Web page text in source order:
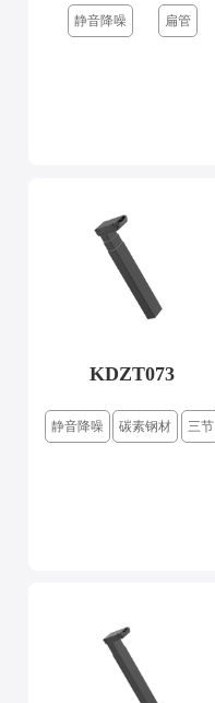
静音降噪 扁管
KDZT073
静音降噪 碳素钢材 三节